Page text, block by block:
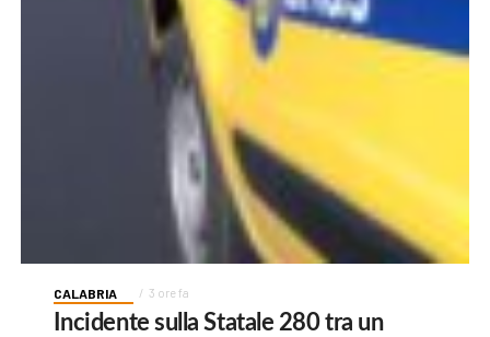
CALABRIA 3 ore fa
Incidente sulla Statale 280 tra un